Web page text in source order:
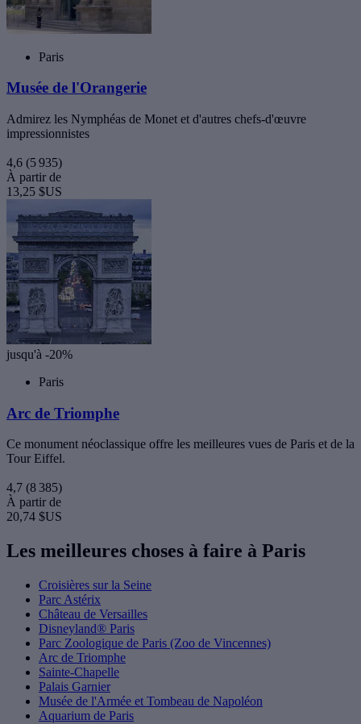
Paris
Musée de l'Orangerie
Admirez les Nymphéas de Monet et d'autres chefs-d'œuvre
impressionnistes
4,6 (5 935)
À partir de
13,25 $US
jusqu'à -20%
Paris
Arc de Triomphe
Ce monument néoclassique offre les meilleures vues de Paris et de la
Tour Eiffel.
4,7 (8 385)
À partir de
20,74 $US
Les meilleures choses à faire à Paris
Croisières sur la Seine
Parc Astérix
Château de Versailles
Disneyland® Paris
Parc Zoologique de Paris (Zoo de Vincennes)
Arc de Triomphe
Sainte-Chapelle
Palais Garnier
Musée de l'Armée et Tombeau de Napoléon
Aquarium de Paris